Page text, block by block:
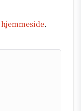
hjemmeside.